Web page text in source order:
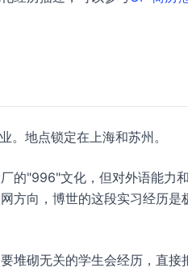
地点锁定在上海和苏州。
的"996"文化，但对外语能力
方向，博世的这段实习经历是
堆砌无关的学生会经历，直接